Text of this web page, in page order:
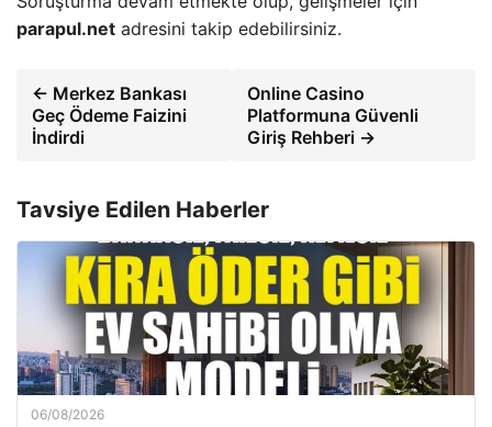
parapul.net adresini takip edebilirsiniz.
← Merkez Bankası
Geç Ödeme Faizini
İndirdi
Online Casino
Platformuna Güvenli
Giriş Rehberi →
Tavsiye Edilen Haberler
06/08/2026